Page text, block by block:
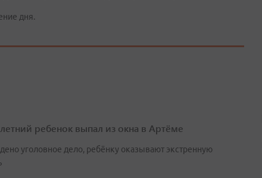
дня.
ребенок выпал из окна в Артёме
уголовное дело, ребёнку оказывают экстренную